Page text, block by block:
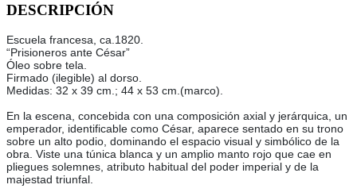
DESCRIPCIÓN
Escuela francesa, ca.1820.
“Prisioneros ante César”
Óleo sobre tela.
Firmado (ilegible) al dorso.
Medidas: 32 x 39 cm.; 44 x 53 cm.(marco).
En la escena, concebida con una composición axial y jerárquica, un
emperador, identificable como César, aparece sentado en su trono
sobre un alto podio, dominando el espacio visual y simbólico de la
obra. Viste una túnica blanca y un amplio manto rojo que cae en
pliegues solemnes, atributo habitual del poder imperial y de la
majestad triunfal.